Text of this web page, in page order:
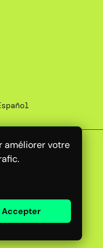
améliorer votre
Accepter